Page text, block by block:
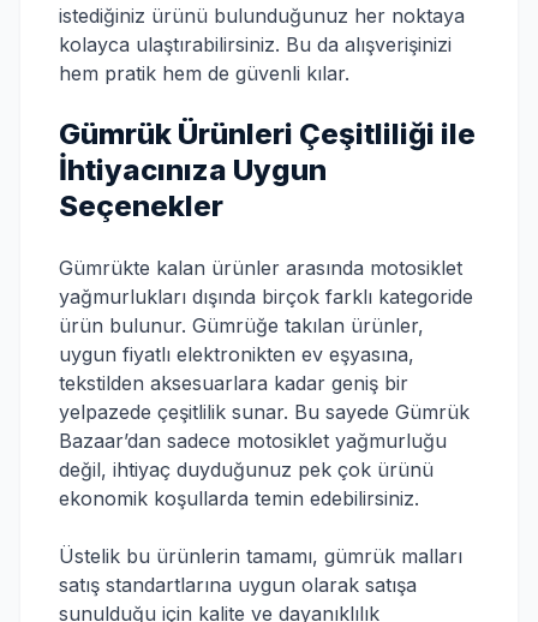
istediğiniz ürünü bulunduğunuz her noktaya
kolayca ulaştırabilirsiniz. Bu da alışverişinizi
hem pratik hem de güvenli kılar.
Gümrük Ürünleri Çeşitliliği ile
İhtiyacınıza Uygun
Seçenekler
Gümrükte kalan ürünler arasında motosiklet
yağmurlukları dışında birçok farklı kategoride
ürün bulunur. Gümrüğe takılan ürünler,
uygun fiyatlı elektronikten ev eşyasına,
tekstilden aksesuarlara kadar geniş bir
yelpazede çeşitlilik sunar. Bu sayede Gümrük
Bazaar’dan sadece motosiklet yağmurluğu
değil, ihtiyaç duyduğunuz pek çok ürünü
ekonomik koşullarda temin edebilirsiniz.
Üstelik bu ürünlerin tamamı, gümrük malları
satış standartlarına uygun olarak satışa
sunulduğu için kalite ve dayanıklılık